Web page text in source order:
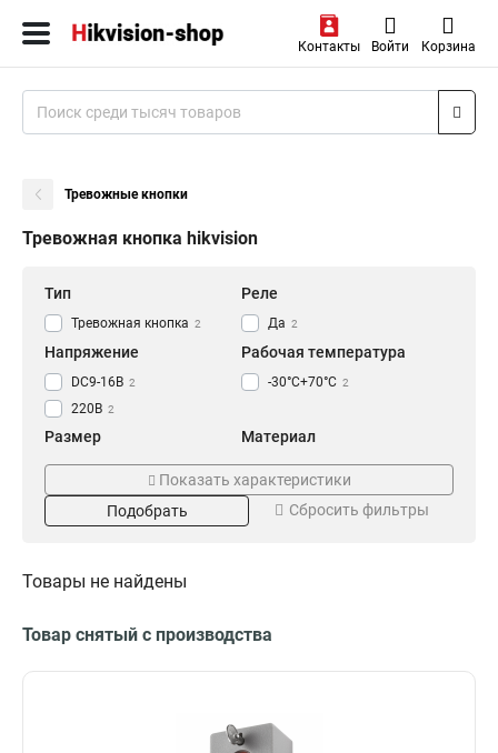
Контакты Войти Корзина
Тревожные кнопки
Тревожная кнопка hikvision
Тип
Тревожная кнопка 2
Реле
Да 2
Напряжение
DC9-16В 2
220В 2
Рабочая температура
-30°C+70°C 2
Размер
333х88х145мм 1
75х75х26мм 1
Материал
Металл 1
ABS 1
Пластик
Показать характеристики
Подобрать
Сбросить фильтры
Товары не найдены
Товар снятый с производства